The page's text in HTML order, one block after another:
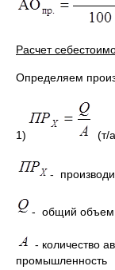
Расчет
Определяем
1) (т/
-
- общий объем
- количество
промышленность